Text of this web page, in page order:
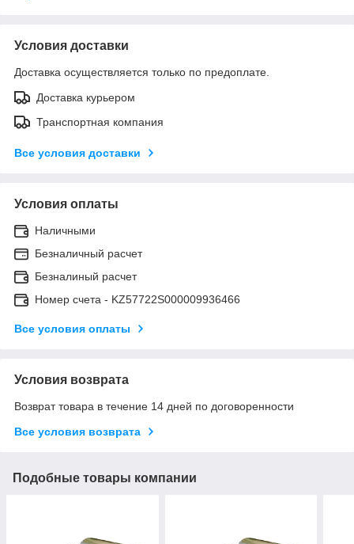
Условия доставки
Доставка осуществляется только по предоплате.
Доставка курьером
Транспортная компания
Все условия доставки
Условия оплаты
Наличными
Безналичный расчет
Безналиный расчет
Номер счета - KZ57722S000009936466
Все условия оплаты
Условия возврата
Возврат товара в течение 14 дней по договоренности
Все условия возврата
Подобные товары компании